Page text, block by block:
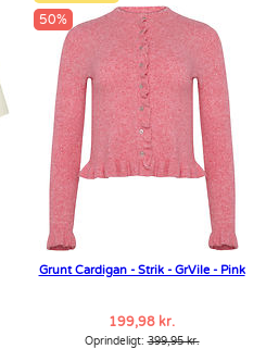
50%
Grunt Cardigan - Strik - GrVile - Pink
199,98 kr.
Oprindeligt:399,95 kr.